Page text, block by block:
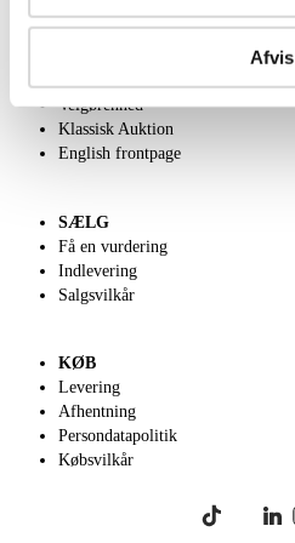
Afvis
OM OS
Velgørenhed
Klassisk Auktion
English frontpage
SÆLG
Få en vurdering
Indlevering
Salgsvilkår
KØB
Levering
Afhentning
Persondatapolitik
Købsvilkår